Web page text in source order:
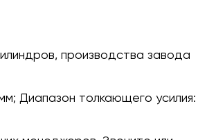
производства завода
Диапазон толкающего усилия: